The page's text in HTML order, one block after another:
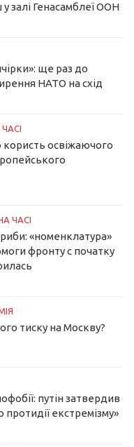
залі Генасамблеї ООН
ще раз до
НАТО на схід
освіжаючого
ЧАСІ
«номенклатура»
фронту с початку
тиску на Москву?
путін затвердив
протидії екстремізму»